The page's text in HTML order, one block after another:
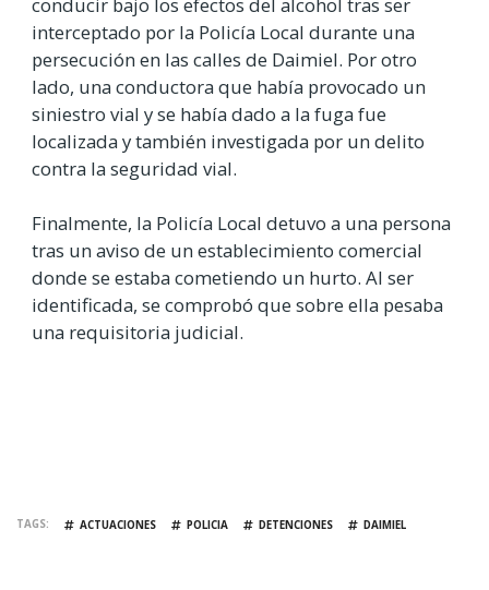
conducir bajo los efectos del alcohol tras ser
interceptado por la Policía Local durante una
persecución en las calles de Daimiel. Por otro
lado, una conductora que había provocado un
siniestro vial y se había dado a la fuga fue
localizada y también investigada por un delito
contra la seguridad vial.
Finalmente, la Policía Local detuvo a una persona
tras un aviso de un establecimiento comercial
donde se estaba cometiendo un hurto. Al ser
identificada, se comprobó que sobre ella pesaba
una requisitoria judicial.
TAGS ACTUACIONES POLICIA DETENCIONES DAIMIEL